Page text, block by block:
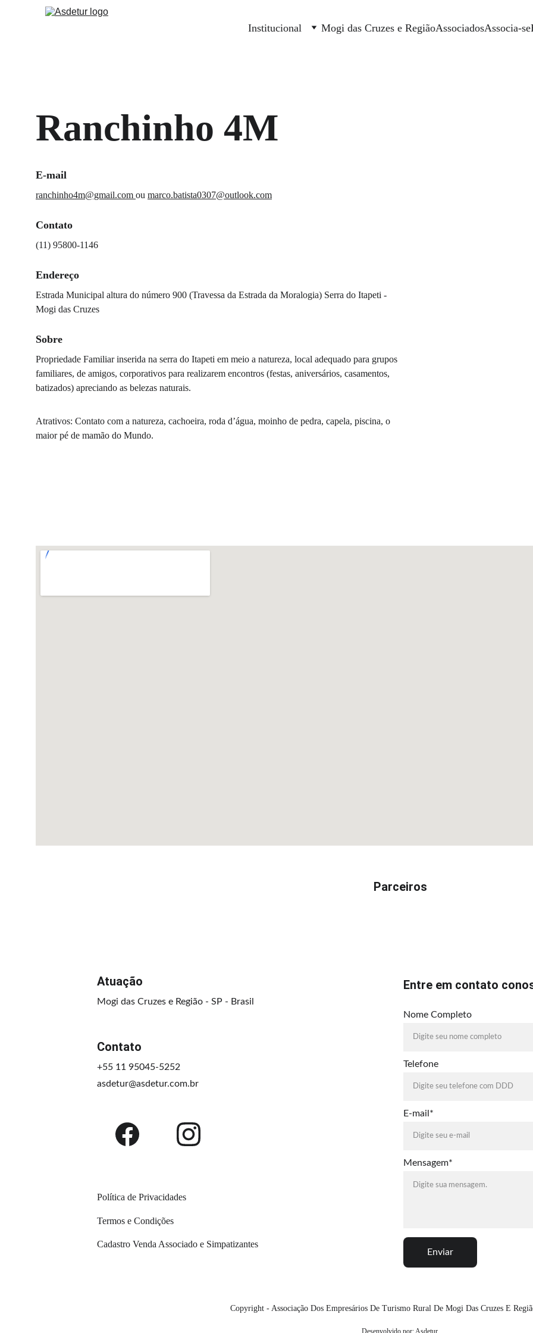
Institucional Mogi das Cruzes e RegiãoAssociadosAssocia-se
Ranchinho 4M
E-mail
ranchinho4m@gmail.com ou marco.batista0307@outlook.com
Contato
(11) 95800-1146
Endereço
Estrada Municipal altura do número 900 (Travessa da Estrada da Moralogia) Serra do Itapeti -
Mogi das Cruzes
Sobre
Propriedade Familiar inserida na serra do Itapeti em meio a natureza, local adequado para grupos
familiares, de amigos, corporativos para realizarem encontros (festas, aniversários, casamentos,
batizados) apreciando as belezas naturais.
Atrativos: Contato com a natureza, cachoeira, roda d’água, moinho de pedra, capela, piscina, o
maior pé de mamão do Mundo.
Nome Completo
Telefone
E-mail*
Mensagem*
Enviar
Atuação
Mogi das Cruzes e Região - SP - Brasil
Contato
+55 11 95045-5252
asdetur@asdetur.com.br
Copyright - Associação Dos Empresários De Turismo Rural De Mogi Das Cruzes E
Desenvolvido por: Asdetur
Entre em contato
Política de Privacidades
Termos e Condições
Parceiros
Cadastro Venda Associado e Simpatizantes